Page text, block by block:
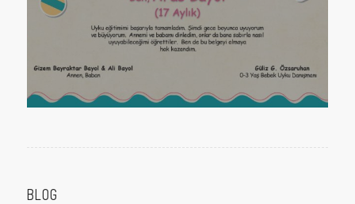
BLOG